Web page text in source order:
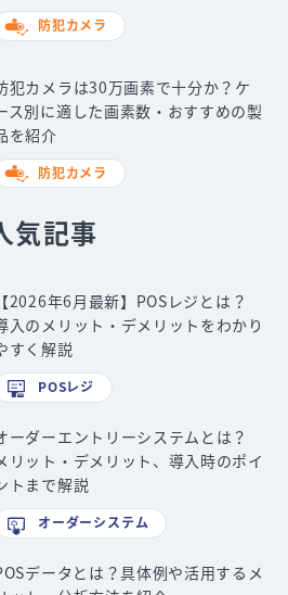
防犯カメラ
犯カメラは30万画素で十分か？ケ
ス別に適した画素数・おすすめの製
を紹介
防犯カメラ
気記事
【2026年6月最新】POSレジとは？
入のメリット・デメリットをわかり
すく解説
POSレジ
ーダーエントリーシステムとは？
リット・デメリット、導入時のポイ
トまで解説
オーダーシステム
データとは？具体例や活用するメ